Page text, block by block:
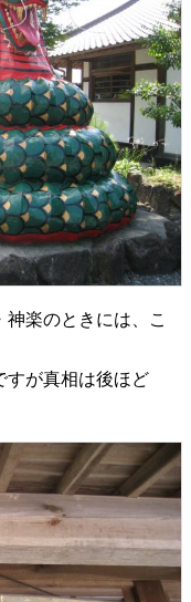
楽のときには、こ
が真相は後ほど